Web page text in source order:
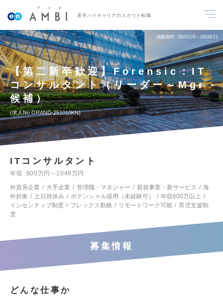
若手ハイキャリアのスカウト転職
掲載期間 26/07/29～26/08/11
【第二新卒歓迎】Forensic：IT
コンサルタント（リーダー～Mgr
候補）
求人No.GRAND-251010KN
ITコンサルタント
年収
800万円～1049万円
外資系企業
大手企業 管理職・マネジャー 新規事業・新サービス
海
外折衝
土日祝休み ポテンシャル採用（未経験可）
年収600万以上
インセンティブ制度
フレックス勤務 リモートワーク可能
育児支援制
度
募集情報
どんな仕事か